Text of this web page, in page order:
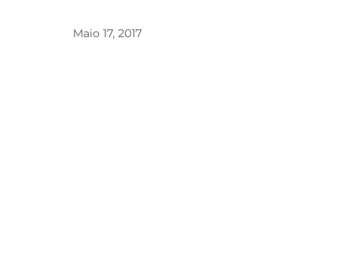
Maio 17, 2017